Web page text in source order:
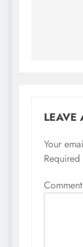
LEAVE
Your
Comment